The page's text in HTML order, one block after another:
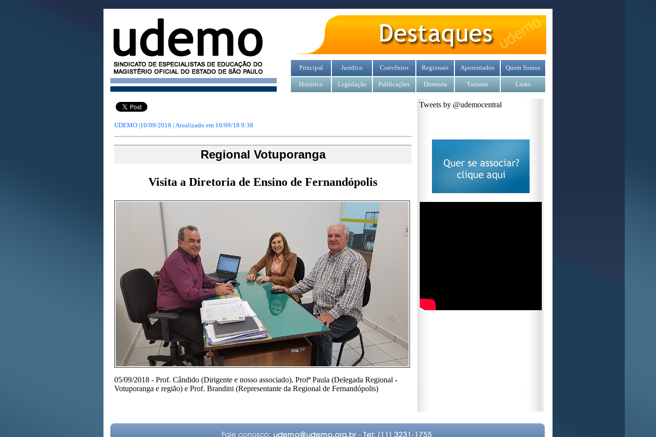
Principal Jurídico Convênios Regionais Aposentados Quem Somos
Histórico Legislação Publicações Diretoria Turismo Links
UDEMO |10/09/2018 | Atualizado em 10/09/18 9:38
Regional Votuporanga
Visita a Diretoria de Ensino de Fernandópolis
05/09/2018 - Prof. Cândido (Dirigente e nosso associado), Profª Paula (Delegada Regional -
Votuporanga e região) e Prof. Brandini (Representante da Regional de Fernandópolis)
Tweets by @udemocentral